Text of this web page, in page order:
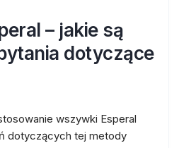
– jakie są
dotyczące
wszywki Esperal
dotyczących tej metody